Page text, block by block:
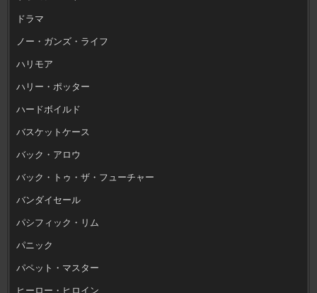
ドラマ
ノー・ガンズ・ライフ
ハリモア
ハリー・ポッター
ハードボイルド
バスケットケース
バック・アロウ
バック・トゥ・ザ・フューチャー
バンダイセール
パシフィック・リム
パニック
パペット・マスター